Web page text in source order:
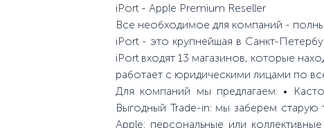
iPort - Apple Premium Reseller
Все необходимое для компаний -
iPort - это крупнейшая в Санкт-
iPort входят 13 магазинов, которые
работает с юридическими лицами по
Для компаний мы предлагаем: •
Выгодный Trade-in: мы заберем
Apple: персональные или